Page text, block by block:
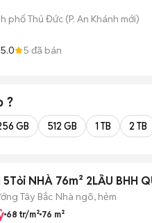
phố Thủ Đức (P. An Khánh mới)
5.0 5 đã bán
?
GB 512 GB 1 TB 2 TB
5Tỏi NHÀ 76m² 2LẦU BHH
Tây Bắc Nhà ngõ, hẻm
68 tr/m² 76 m²